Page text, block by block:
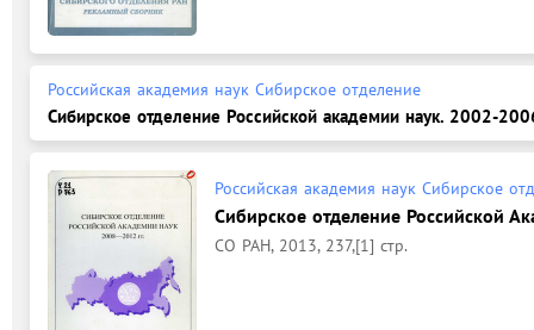
Российская академия наук Сибирское отделение
Сибирское отделение Российской академии наук. 2002-
Российская академия наук Сибирское
Сибирское отделение Российской
СО РАН, 2013, 237,[1] стр.